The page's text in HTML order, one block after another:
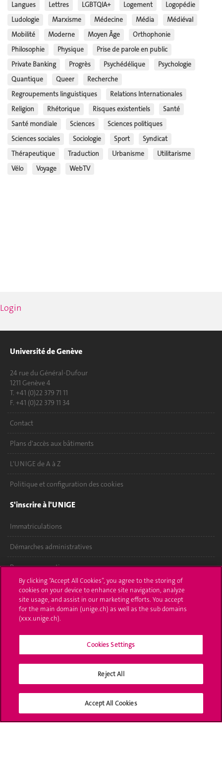
Langues
Lettres LGBTQIA+ Logement
Logopédie
Ludologie
Marxisme Médecine Média
Médiéval
Mobilité
Moderne Moyen Âge
Orthophonie
Philosophie
Physique
Prise de parole en public
Private Banking
Progrès Psychédélique
Psychologie
Quantique
Queer
Recherche
Regroupements linguistiques
Relations Internationales
Religion
Rhétorique Risques existentiels
Santé
Santé mondiale
Sciences
Sciences politiques
Sciences sociales
Sociologie Sport
Syndicat
Thérapeutique
Traduction Urbanisme
Utilitarisme
Vélo
Voyage WebTV
Login
Université de Genève
24 rue du Général-Dufour
1211 Genève 4
T. +41 (0)22 379 71 11
F. +41 (0)22 379 11 34
Contact
Plans d'accès aux bâtiments
L'UNIGE de A à Z
Politique et configuration des cookies
S'inscrire à l'UNIGE
Immatriculations
Démarches administratives
Poser une question
L'UNIGE vous informe
UNIGE Mobile
Médias sociaux UNIGE
By clicking “Accept All Cookies”, you agree to the storing of
cookies on your device to enhance site navigation, analyze
site usage, and assist in our marketing efforts. You accept
for the main domain (unige.ch) as well as the sub domains
(xxx.unige.ch).
Cookies Settings
Reject All
Accept All Cookies